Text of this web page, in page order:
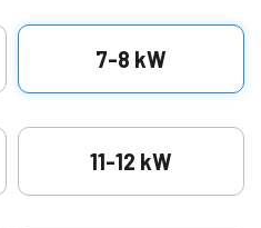
7-8 kW
11-12 kW